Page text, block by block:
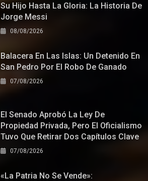
Su Hijo Hasta La Gloria: La Historia De
Jorge Messi
08/08/2026
Balacera En Las Islas: Un Detenido En
San Pedro Por El Robo De Ganado
07/08/2026
El Senado Aprobó La Ley De
Propiedad Privada, Pero El Oficialismo
Tuvo Que Retirar Dos Capítulos Clave
07/08/2026
«La Patria No Se Vende»: